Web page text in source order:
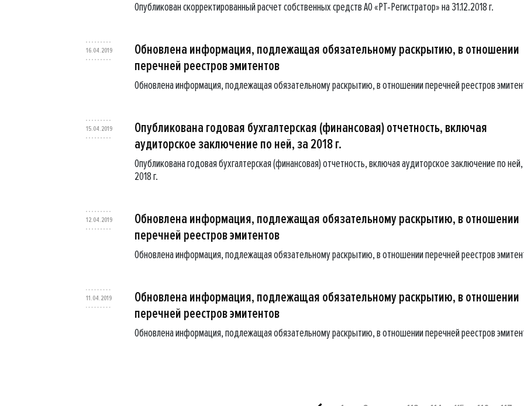
Опубликован скорректированный расчет собственных средств АО «РТ-Регистратор» на 31.12.2018 г.
16.04.2019
Обновлена информация, подлежащая обязательному раскрытию, в отношении
перечней реестров эмитентов
Обновлена информация, подлежащая обязательному раскрытию, в отношении перечней реестров
15.04.2019
Опубликована годовая бухгалтерская (финансовая) отчетность, включая
аудиторское заключение по ней, за 2018 г.
Опубликована годовая бухгалтерская (финансовая) отчетность, включая аудиторское заключение по
2018 г.
12.04.2019
Обновлена информация, подлежащая обязательному раскрытию, в отношении
перечней реестров эмитентов
Обновлена информация, подлежащая обязательному раскрытию, в отношении перечней реестров
11.04.2019
Обновлена информация, подлежащая обязательному раскрытию, в отношении
перечней реестров эмитентов
Обновлена информация, подлежащая обязательному раскрытию, в отношении перечней реестров